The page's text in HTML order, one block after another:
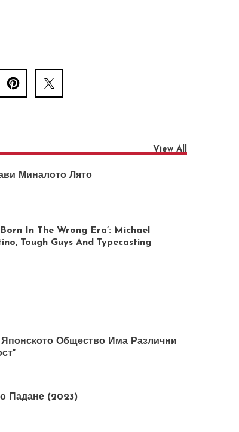
View All
Миналото Лято
In The Wrong Era’: Michael
Tough Guys And Typecasting
Японското Общество Има Различни
Падане (2023)